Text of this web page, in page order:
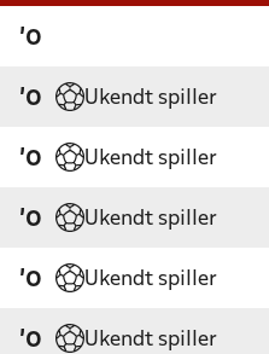
'0
'0 Ukendt spiller
'0 Ukendt spiller
'0 Ukendt spiller
'0 Ukendt spiller
'0 Ukendt spiller